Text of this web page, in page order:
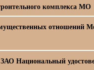
комплекса МО
отношений
Национальный